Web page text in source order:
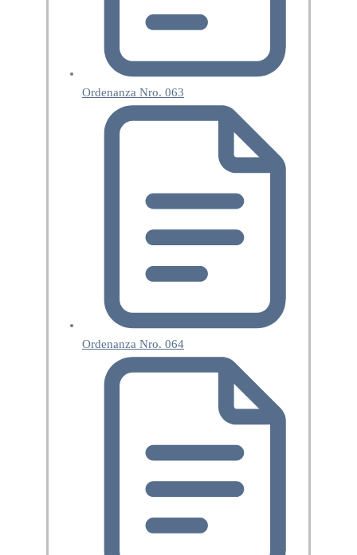
Ordenanza Nro. 063
Ordenanza Nro. 064